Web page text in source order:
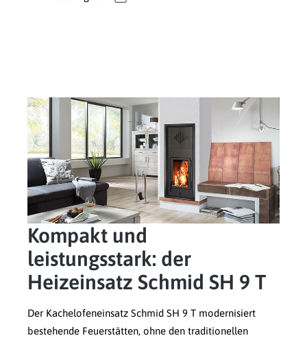
Kompakt und
leistungsstark: der
Heizeinsatz Schmid SH 9 T
Der Kachelofeneinsatz Schmid SH 9 T modernisiert
bestehende Feuerstätten, ohne den traditionellen